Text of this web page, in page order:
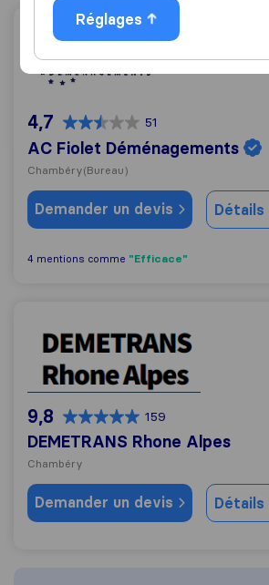
AC Fiolet Déménagements
4,7 51
AC Fiolet Déménagements
Chambéry(Bureau)
Demander un devis Détails
4 mentions comme "Efficace"
DEMETRANS Rhone Alpes
9,8 159
DEMETRANS Rhone Alpes
Chambéry
Demander un devis Détails
Réglages